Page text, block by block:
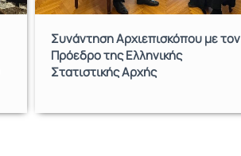
Συνάντηση Αρχιεπισκόπου με τον
Πρόεδρο της Ελληνικής
Στατιστικής Αρχής